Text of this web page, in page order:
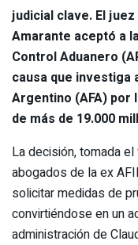
judicial clave. El
Amarante aceptó a
Control Aduanero
causa que investiga
Argentino (AFA) por
de más de 19.000
La decisión, tomada
abogados de la ex
solicitar medidas de
convirtiéndose en un
administración de